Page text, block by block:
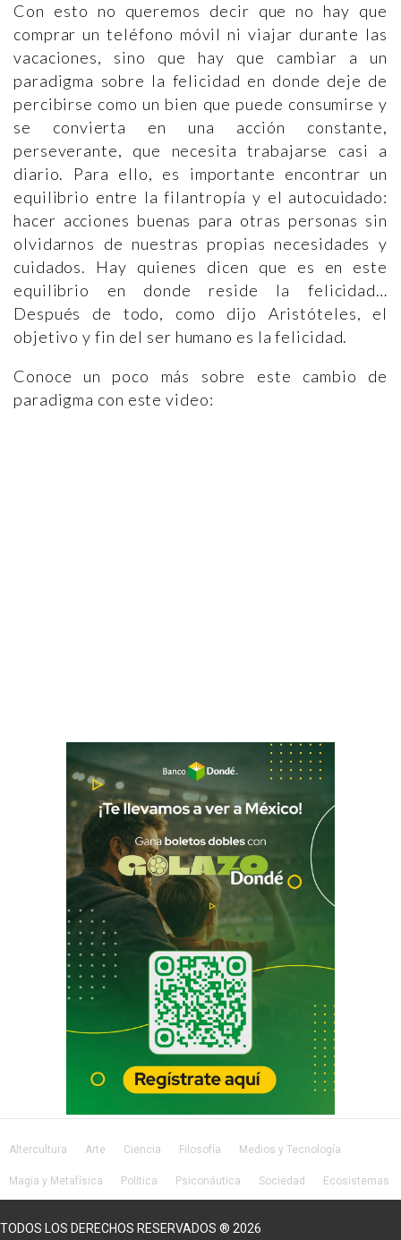
Con esto no queremos decir que no hay que
comprar un teléfono móvil ni viajar durante las
vacaciones, sino que hay que cambiar a un
paradigma sobre la felicidad en donde deje de
percibirse como un bien que puede consumirse y
se convierta en una acción constante,
perseverante, que necesita trabajarse casi a
diario. Para ello, es importante encontrar un
equilibrio entre la filantropía y el autocuidado:
hacer acciones buenas para otras personas sin
olvidarnos de nuestras propias necesidades y
cuidados. Hay quienes dicen que es en este
equilibrio en donde reside la felicidad…
Después de todo, como dijo Aristóteles, el
objetivo y fin del ser humano es la felicidad.
Conoce un poco más sobre este cambio de
paradigma con este video:
Altercultura Arte Ciencia Filosofía Medios y Tecnología
Magia y Metafísica Política Psiconáutica Sociedad Ecosistemas
TODOS LOS DERECHOS RESERVADOS ® 2026